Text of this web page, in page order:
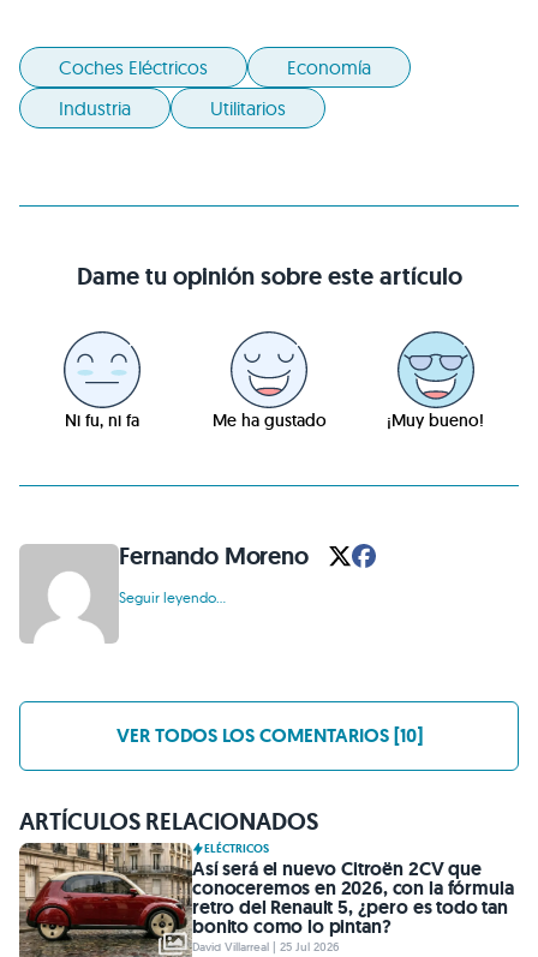
Coches Eléctricos
Economía
Industria
Utilitarios
Dame tu opinión sobre este artículo
Ni fu, ni fa Me ha gustado ¡Muy bueno!
Fernando Moreno
Seguir leyendo...
VER TODOS LOS COMENTARIOS [10]
ARTÍCULOS RELACIONADOS
ELÉCTRICOS
Así será el nuevo Citroën 2CV que
conoceremos en 2026, con la fórmula
retro del Renault 5, ¿pero es todo tan
bonito como lo pintan?
David Villarreal | 25 Jul 2026